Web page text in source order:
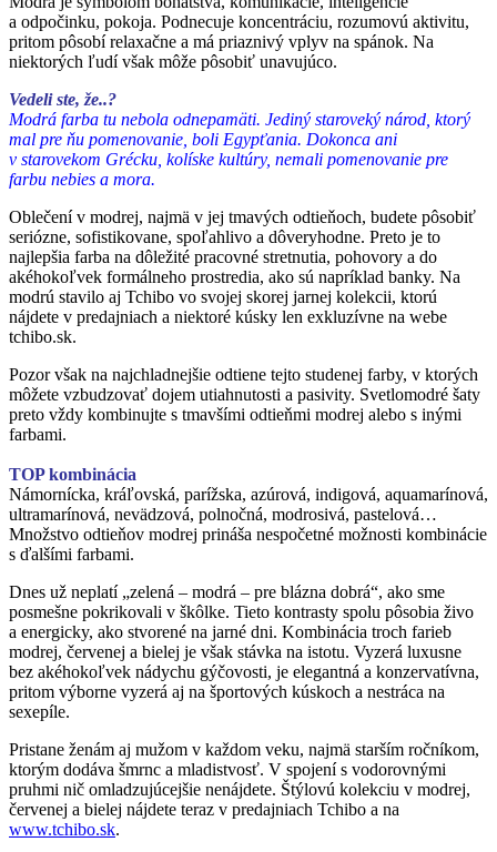
a odpočinku, pokoja. Podnecuje koncentráciu, rozumovú aktivitu,
pritom pôsobí relaxačne a má priaznivý vplyv na spánok. Na
niektorých ľudí však môže pôsobiť unavujúco.
Vedeli ste, že..?
Modrá farba tu nebola odnepamäti. Jediný staroveký národ, ktorý
mal pre ňu pomenovanie, boli Egypťania. Dokonca ani
v starovekom Grécku, kolíske kultúry, nemali pomenovanie pre
farbu nebies a mora.
Oblečení v modrej, najmä v jej tmavých odtieňoch, budete pôsobiť
seriózne, sofistikovane, spoľahlivo a dôveryhodne. Preto je to
najlepšia farba na dôležité pracovné stretnutia, pohovory a do
akéhokoľvek formálneho prostredia, ako sú napríklad banky. Na
modrú stavilo aj Tchibo vo svojej skorej jarnej kolekcii, ktorú
nájdete v predajniach a niektoré kúsky len exkluzívne na webe
tchibo.sk.
Pozor však na najchladnejšie odtiene tejto studenej farby, v ktorých
môžete vzbudzovať dojem utiahnutosti a pasivity. Svetlomodré šaty
preto vždy kombinujte s tmavšími odtieňmi modrej alebo s inými
farbami.
TOP kombinácia
Námornícka, kráľovská, parížska, azúrová, indigová, aquamarínová,
ultramarínová, nevädzová, polnočná, modrosivá, pastelová…
Množstvo odtieňov modrej prináša nespočetné možnosti kombinácie
s ďalšími farbami.
Dnes už neplatí „zelená – modrá – pre blázna dobrá“, ako sme
posmešne pokrikovali v škôlke. Tieto kontrasty spolu pôsobia živo
a energicky, ako stvorené na jarné dni. Kombinácia troch farieb
modrej, červenej a bielej je však stávka na istotu. Vyzerá luxusne
bez akéhokoľvek nádychu gýčovosti, je elegantná a konzervatívna,
pritom výborne vyzerá aj na športových kúskoch a nestráca na
sexepíle.
Pristane ženám aj mužom v každom veku, najmä starším ročníkom,
ktorým dodáva šmrnc a mladistvosť. V spojení s vodorovnými
pruhmi nič omladzujúcejšie nenájdete. Štýlovú kolekciu v modrej,
červenej a bielej nájdete teraz v predajniach Tchibo a na
www.tchibo.sk.